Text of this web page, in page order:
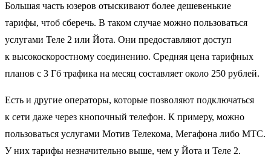
Большая часть юзеров отыскивают более дешевенькие
тарифы, чтоб сберечь. В таком случае можно пользоваться
услугами Теле 2 или Йота. Они предоставляют доступ
к высокоскоростному соединению. Средняя цена тарифных
планов с 3 Гб трафика на месяц составляет около 250 рублей.
Есть и другие операторы, которые позволяют подключаться
к сети даже через кнопочный телефон. К примеру, можно
пользоваться услугами Мотив Телекома, Мегафона либо МТС.
У них тарифы незначительно выше, чем у Йота и Теле 2.